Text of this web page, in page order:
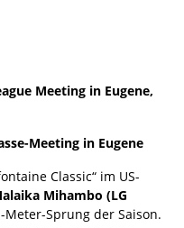
Meeting in Eugene,
Meeting in Eugene
Classic“ im US-
Mihambo (LG
Sprung der Saison.